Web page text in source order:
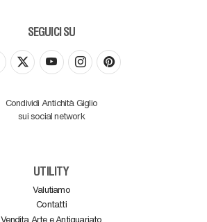
SEGUICI SU
Condividi Antichità Giglio
sui social network
UTILITY
Valutiamo
Contatti
Vendita Arte e Antiquariato